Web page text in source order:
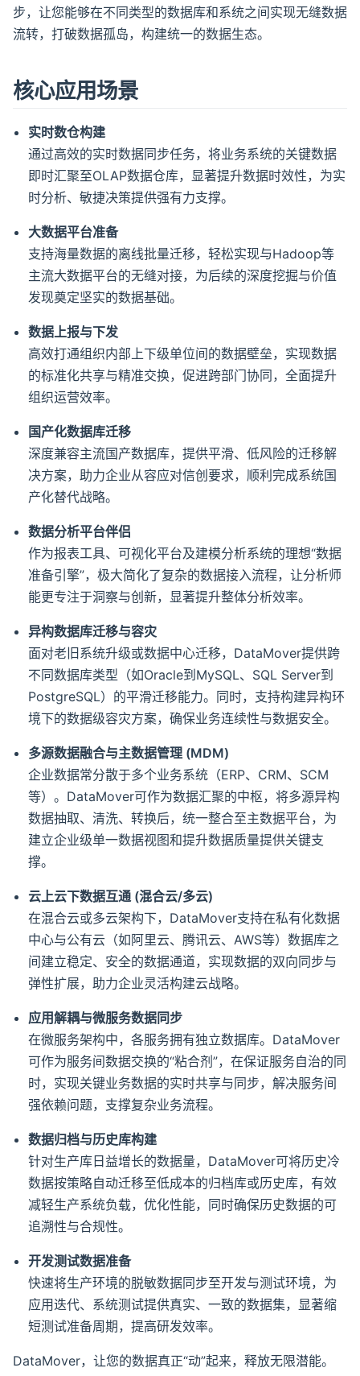
步，让您能够在不同类型的数据库和系统之间实现无缝数据
流转，打破数据孤岛，构建统一的数据生态。
核心应用场景
实时数仓构建
通过高效的实时数据同步任务，将业务系统的关键数据
即时汇聚至OLAP数据仓库，显著提升数据时效性，为实
时分析、敏捷决策提供强有力支撑。
大数据平台准备
支持海量数据的离线批量迁移，轻松实现与Hadoop等
主流大数据平台的无缝对接，为后续的深度挖掘与价值
发现奠定坚实的数据基础。
数据上报与下发
高效打通组织内部上下级单位间的数据壁垒，实现数据
的标准化共享与精准交换，促进跨部门协同，全面提升
组织运营效率。
国产化数据库迁移
深度兼容主流国产数据库，提供平滑、低风险的迁移解
决方案，助力企业从容应对信创要求，顺利完成系统国
产化替代战略。
数据分析平台伴侣
作为报表工具、可视化平台及建模分析系统的理想“数据
准备引擎”，极大简化了复杂的数据接入流程，让分析师
能更专注于洞察与创新，显著提升整体分析效率。
异构数据库迁移与容灾
面对老旧系统升级或数据中心迁移，DataMover提供跨
不同数据库类型（如Oracle到MySQL、SQL Server到
PostgreSQL）的平滑迁移能力。同时，支持构建异构环
境下的数据级容灾方案，确保业务连续性与数据安全。
多源数据融合与主数据管理 (MDM)
企业数据常分散于多个业务系统（ERP、CRM、SCM
等）。DataMover可作为数据汇聚的中枢，将多源异构
数据抽取、清洗、转换后，统一整合至主数据平台，为
建立企业级单一数据视图和提升数据质量提供关键支
撑。
云上云下数据互通 (混合云/多云)
在混合云或多云架构下，DataMover支持在私有化数据
中心与公有云（如阿里云、腾讯云、AWS等）数据库之
间建立稳定、安全的数据通道，实现数据的双向同步与
弹性扩展，助力企业灵活构建云战略。
应用解耦与微服务数据同步
在微服务架构中，各服务拥有独立数据库。DataMover
可作为服务间数据交换的“粘合剂”，在保证服务自治的同
时，实现关键业务数据的实时共享与同步，解决服务间
强依赖问题，支撑复杂业务流程。
数据归档与历史库构建
针对生产库日益增长的数据量，DataMover可将历史冷
数据按策略自动迁移至低成本的归档库或历史库，有效
减轻生产系统负载，优化性能，同时确保历史数据的可
追溯性与合规性。
开发测试数据准备
快速将生产环境的脱敏数据同步至开发与测试环境，为
应用迭代、系统测试提供真实、一致的数据集，显著缩
短测试准备周期，提高研发效率。
DataMover，让您的数据真正“动”起来，释放无限潜能。